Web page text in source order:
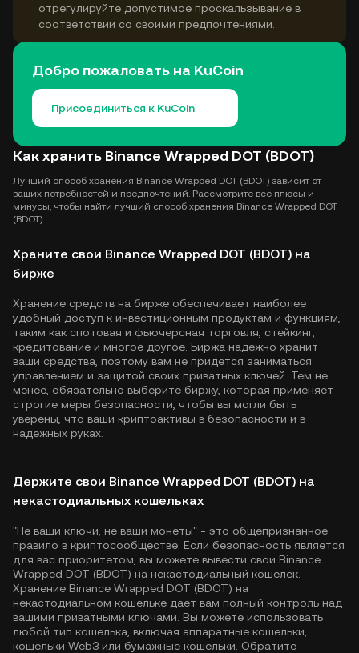
отрегулируйте допустимое проскальзывание в
соответствии со своими предпочтениями.
Добро пожаловать на KuCoin
Присоединиться к KuCoin
Как хранить Binance Wrapped DOT (BDOT)
Лучший способ хранения Binance Wrapped DOT (BDOT) зависит от
ваших потребностей и предпочтений. Рассмотрите все плюсы и
минусы, чтобы найти лучший способ хранения Binance Wrapped DOT
(BDOT).
Храните свои Binance Wrapped DOT (BDOT) на
бирже
Хранение средств на бирже обеспечивает наиболее
удобный доступ к инвестиционным продуктам и функциям,
таким как спотовая и фьючерсная торговля, стейкинг,
кредитование и многое другое. Биржа надежно хранит
ваши средства, поэтому вам не придется заниматься
управлением и защитой своих приватных ключей. Тем не
менее, обязательно выберите биржу, которая применяет
строгие меры безопасности, чтобы вы могли быть
уверены, что ваши криптоактивы в безопасности и в
надежных руках.
Держите свои Binance Wrapped DOT (BDOT) на
некастодиальных кошельках
"Не ваши ключи, не ваши монеты" - это общепризнанное
правило в криптосообществе. Если безопасность является
для вас приоритетом, вы можете вывести свои Binance
Wrapped DOT (BDOT) на некастодиальный кошелек.
Хранение Binance Wrapped DOT (BDOT) на
некастодиальном кошельке дает вам полный контроль над
вашими приватными ключами. Вы можете использовать
любой тип кошелька, включая аппаратные кошельки,
кошельки Web3 или бумажные кошельки. Обратите